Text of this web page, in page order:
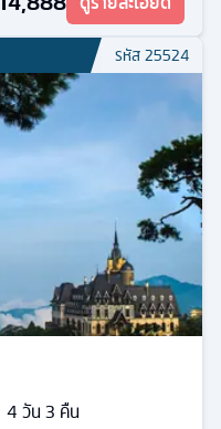
รหัส25524
4วัน3 คืน